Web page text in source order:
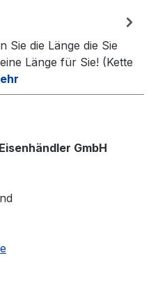
Sie die Länge die Sie
Länge für Sie! (Kette
GmbH